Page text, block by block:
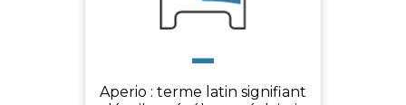
-
Aperio : terme latin signifiant